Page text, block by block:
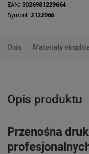
EAN 3026981229664
Symbol 2122966
Opis Materiały
Opis produktu
Przenośna